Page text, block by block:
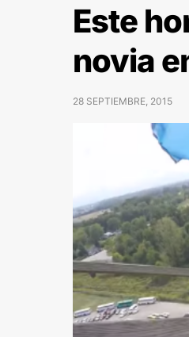
Este
novia
28 SEPTIEMBRE, 2015